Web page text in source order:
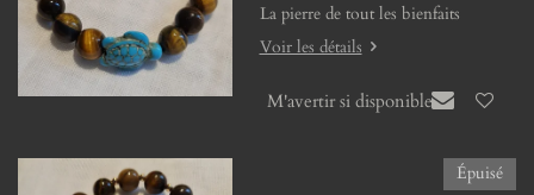
La pierre de tout les bienfaits
Voir les détails
M'avertir si disponible
Épuisé